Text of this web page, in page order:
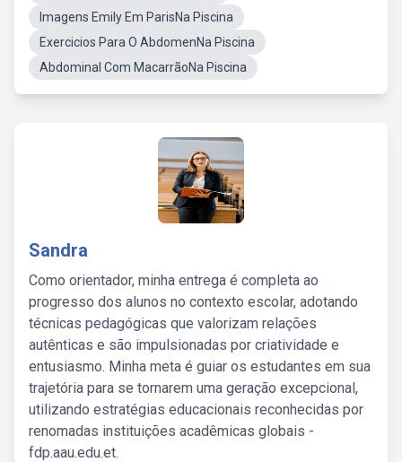
Imagens Emily Em ParisNa Piscina
Exercicios Para O AbdomenNa Piscina
Abdominal Com MacarrãoNa Piscina
Sandra
Como orientador, minha entrega é completa ao
progresso dos alunos no contexto escolar, adotando
técnicas pedagógicas que valorizam relações
autênticas e são impulsionadas por criatividade e
entusiasmo. Minha meta é guiar os estudantes em sua
trajetória para se tornarem uma geração excepcional,
utilizando estratégias educacionais reconhecidas por
renomadas instituições acadêmicas globais -
fdp.aau.edu.et.